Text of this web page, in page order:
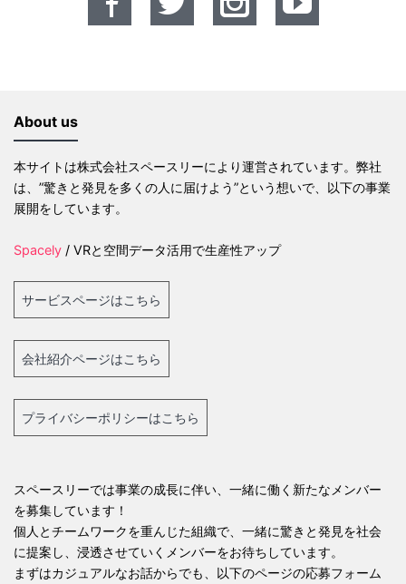
About us
本サイトは株式会社スペースリーにより運営されています。弊社
は、”驚きと発見を多くの人に届けよう”という想いで、以下の事業
展開をしています。
Spacely / VRと空間データ活用で生産性アップ
サービスページはこちら
会社紹介ページはこちら
プライバシーポリシーはこちら
スペースリーでは事業の成長に伴い、一緒に働く新たなメンバー
を募集しています！
個人とチームワークを重んじた組織で、一緒に驚きと発見を社会
に提案し、浸透させていくメンバーをお待ちしています。
まずはカジュアルなお話からでも、以下のページの応募フォーム